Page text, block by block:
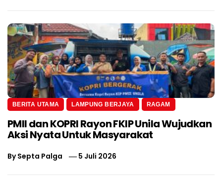
BERITA UTAMA LAMPUNG BERJAYA RAGAM
PMII dan KOPRI Rayon FKIP Unila Wujudkan
Aksi Nyata Untuk Masyarakat
BySepta Palga 5 Juli 2026